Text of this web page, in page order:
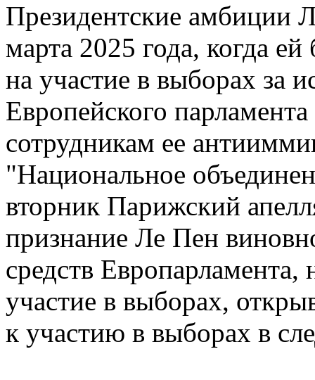
Президентские амбиции
марта 2025 года, когда
на участие в выборах за
Европейского
сотрудникам ее
"Национальное
вторник Парижский
признание Ле Пен
средств Европарламента,
участие в выборах,
к участию в выборах в